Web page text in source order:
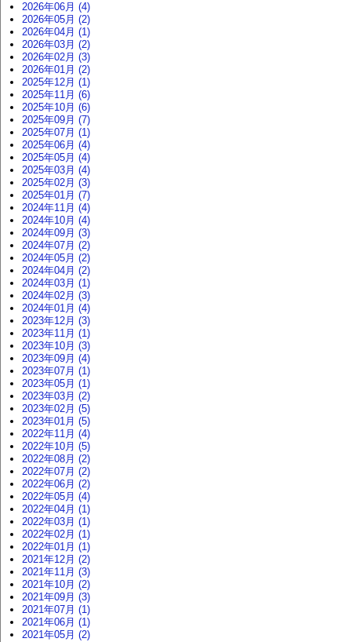
2026年06月 (4)
2026年05月 (2)
2026年04月 (1)
2026年03月 (2)
2026年02月 (3)
2026年01月 (2)
2025年12月 (1)
2025年11月 (6)
2025年10月 (6)
2025年09月 (7)
2025年07月 (1)
2025年06月 (4)
2025年05月 (4)
2025年03月 (4)
2025年02月 (3)
2025年01月 (7)
2024年11月 (4)
2024年10月 (4)
2024年09月 (3)
2024年07月 (2)
2024年05月 (2)
2024年04月 (2)
2024年03月 (1)
2024年02月 (3)
2024年01月 (4)
2023年12月 (3)
2023年11月 (1)
2023年10月 (3)
2023年09月 (4)
2023年07月 (1)
2023年05月 (1)
2023年03月 (2)
2023年02月 (5)
2023年01月 (5)
2022年11月 (4)
2022年10月 (5)
2022年08月 (2)
2022年07月 (2)
2022年06月 (2)
2022年05月 (4)
2022年04月 (1)
2022年03月 (1)
2022年02月 (1)
2022年01月 (1)
2021年12月 (2)
2021年11月 (3)
2021年10月 (2)
2021年09月 (3)
2021年07月 (1)
2021年06月 (1)
2021年05月 (2)